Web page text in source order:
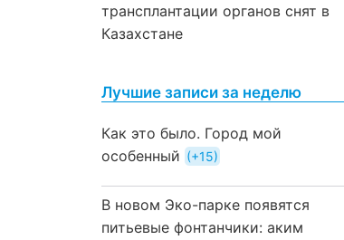
трансплантации органов снят в
Казахстане
Лучшие записи за неделю
Как это было. Город мой
особенный
+15
В новом Эко-парке появятся
питьевые фонтанчики: аким